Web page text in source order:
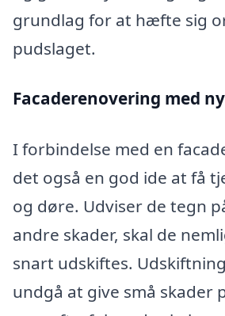
grundlag for at hæfte sig
pudslaget.
Facaderenovering med
I forbindelse med en
det også en god ide at få
og døre. Udviser de tegn
andre skader, skal de
snart udskiftes.
undgå at give små skader